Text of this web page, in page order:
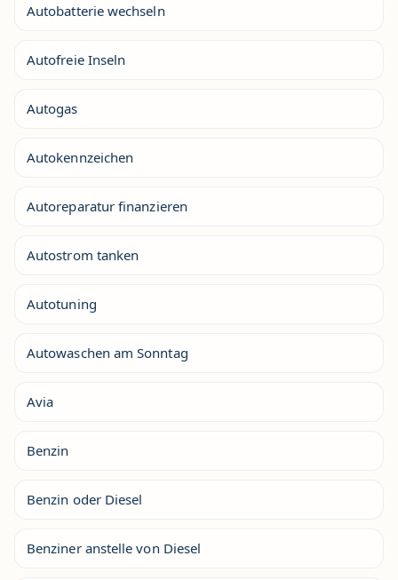
Autobatterie wechseln
Autofreie Inseln
Autogas
Autokennzeichen
Autoreparatur finanzieren
Autostrom tanken
Autotuning
Autowaschen am Sonntag
Avia
Benzin
Benzin oder Diesel
Benziner anstelle von Diesel